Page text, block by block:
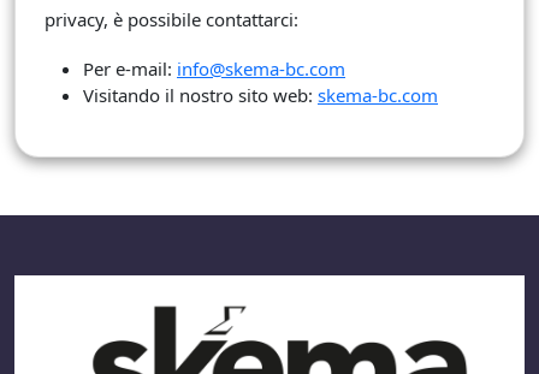
privacy, è possibile contattarci:
Per e-mail: info@skema-bc.com
Visitando il nostro sito web: skema-bc.com